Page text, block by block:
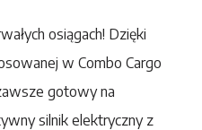
osiągach! Dzięki
w Combo Cargo
gotowy na
silnik elektryczny z